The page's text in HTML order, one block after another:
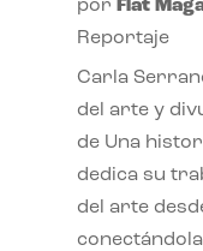
por Flat
Reportaje
Carla
del arte y
de Una
dedica su
del arte